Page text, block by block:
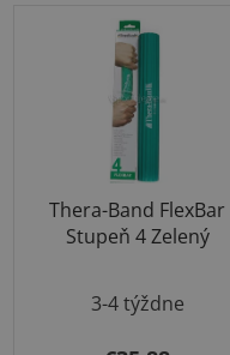
Thera-Band FlexBar
Stupeň 4 Zelený
hodnotenie
produktu
3-4 týždne